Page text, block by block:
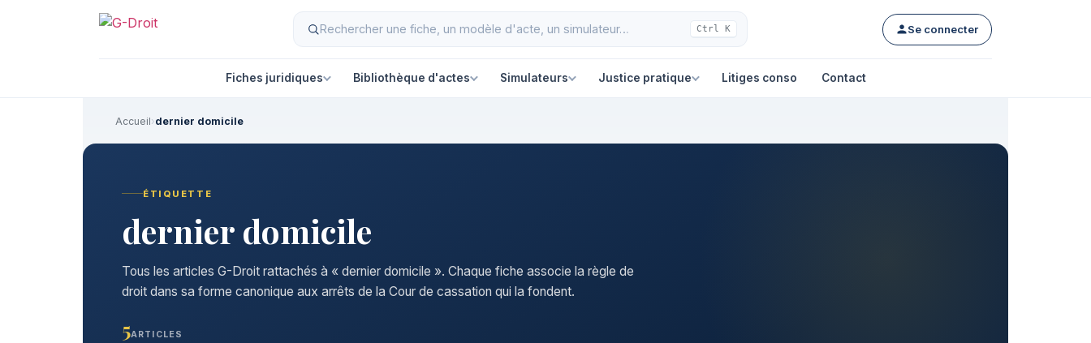
Ctrl K Se connecter
Fiches juridiques Bibliothèque d'actes Simulateurs Justice pratique Litiges conso Contact
Accueil›dernier domicile
ÉTIQUETTE
dernier domicile
Tous les articles G-Droit rattachés à « dernier domicile ». Chaque fiche associe la règle de
droit dans sa forme canonique aux arrêts de la Cour de cassation qui la fondent.
5ARTICLES